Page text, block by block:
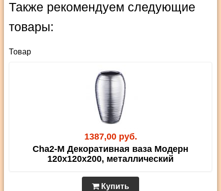
Также рекомендуем следующие
товары:
Товар
1387,00 руб.
Cha2-M Декоративная ваза Модерн
120х120х200, металлический
Купить